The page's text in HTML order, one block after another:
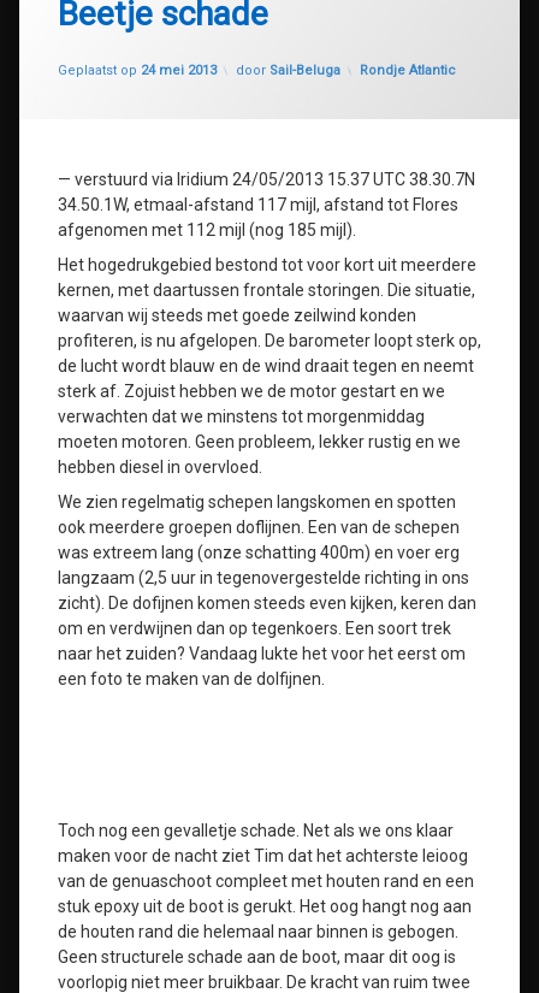
Beetje schade
Geplaatst op 24 mei 2013
Geüpdatet op 30 juli 2020
door Sail-Beluga Categorieën:
Rondje Atlantic
— verstuurd via Iridium 24/05/2013 15.37 UTC 38.30.7N
34.50.1W, etmaal-afstand 117 mijl, afstand tot Flores
afgenomen met 112 mijl (nog 185 mijl).
Het hogedrukgebied bestond tot voor kort uit meerdere
kernen, met daartussen frontale storingen. Die situatie,
waarvan wij steeds met goede zeilwind konden
profiteren, is nu afgelopen. De barometer loopt sterk op,
de lucht wordt blauw en de wind draait tegen en neemt
sterk af. Zojuist hebben we de motor gestart en we
verwachten dat we minstens tot morgenmiddag
moeten motoren. Geen probleem, lekker rustig en we
hebben diesel in overvloed.
We zien regelmatig schepen langskomen en spotten
ook meerdere groepen doflijnen. Een van de schepen
was extreem lang (onze schatting 400m) en voer erg
langzaam (2,5 uur in tegenovergestelde richting in ons
zicht). De dofijnen komen steeds even kijken, keren dan
om en verdwijnen dan op tegenkoers. Een soort trek
naar het zuiden? Vandaag lukte het voor het eerst om
een foto te maken van de dolfijnen.
Toch nog een gevalletje schade. Net als we ons klaar
maken voor de nacht ziet Tim dat het achterste leioog
van de genuaschoot compleet met houten rand en een
stuk epoxy uit de boot is gerukt. Het oog hangt nog aan
de houten rand die helemaal naar binnen is gebogen.
Geen structurele schade aan de boot, maar dit oog is
voorlopig niet meer bruikbaar. De kracht van ruim twee